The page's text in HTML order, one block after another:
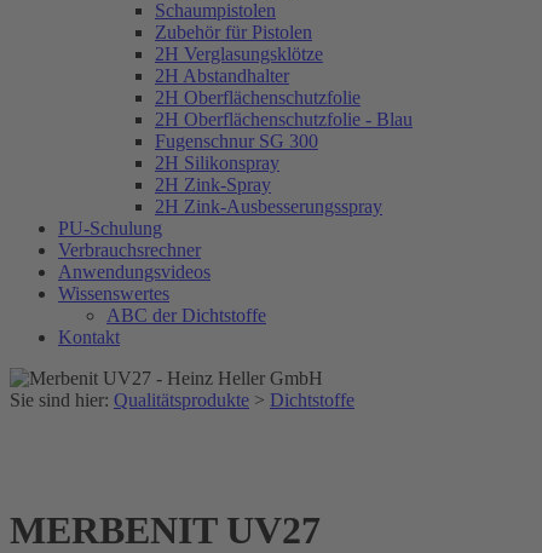
Schaumpistolen
Zubehör für Pistolen
2H Verglasungsklötze
2H Abstandhalter
2H Oberflächenschutzfolie
2H Oberflächenschutzfolie - Blau
Fugenschnur SG 300
2H Silikonspray
2H Zink-Spray
2H Zink-Ausbesserungsspray
PU-Schulung
Verbrauchsrechner
Anwendungsvideos
Wissenswertes
ABC der Dichtstoffe
Kontakt
Sie sind hier: Qualitätsprodukte > Dichtstoffe
MERBENIT UV27